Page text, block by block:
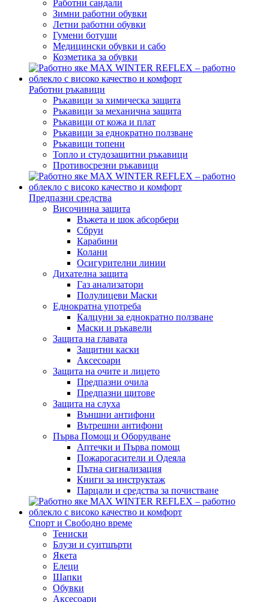
Работни сандали
Зимни работни обувки
Летни работни обувки
Гумени ботуши
Медицински обувки и сабо
Козметика за обувки
Работни ръкавици
Ръкавици за химическа защита
Ръкавици за механична защита
Ръкавици от кожа и плат
Ръкавици за еднократно ползване
Ръкавици топени
Топло и студозащитни ръкавици
Противосрезни ръкавици
Предпазни средства
Височинна защита
Въжета и шок абсорбери
Сбруи
Карабини
Колани
Осигурителни линии
Дихателна защита
Газ анализатори
Полулицеви Маски
Еднократна употреба
Калцуни за еднократно ползване
Маски и ръкавели
Защита на главата
Защитни каски
Аксесоари
Защита на очите и лицето
Предпазни очила
Предпазни щитове
Защита на слуха
Външни антифони
Вътрешни антифони
Първа Помощ и Оборудване
Аптечки и Първа помощ
Пожарогасители и Одеяла
Пътна сигнализация
Книги за инструктаж
Парцали и средства за почистване
Спорт и Свободно време
Тениски
Блузи и суитшърти
Якета
Елеци
Шапки
Обувки
Аксесоари